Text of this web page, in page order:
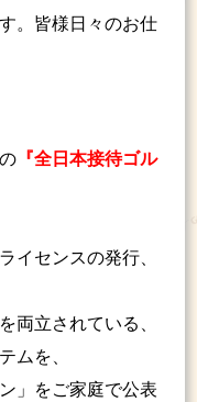
。皆様日々のお仕
『全日本接待ゴル
イセンスの発行、
両立されている、
ムを、
」をご家庭で公表